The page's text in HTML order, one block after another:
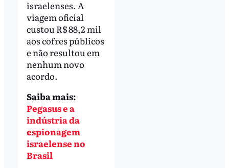
israelenses. A
viagem oficial
custou R$ 88,2 mil
aos cofres públicos
e não resultou em
nenhum novo
acordo.
Saiba mais:
Pegasus e a
indústria da
espionagem
israelense no
Brasil